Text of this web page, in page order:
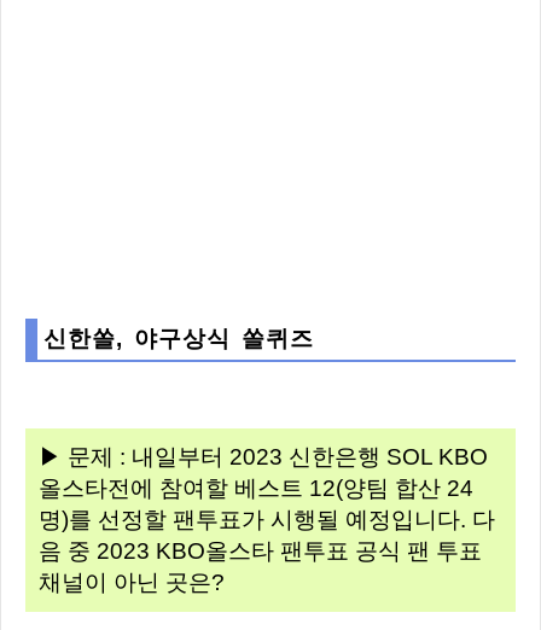
신한쏠, 야구상식 쏠퀴즈
▶ 문제 : 내일부터 2023 신한은행 SOL KBO
올스타전에 참여할 베스트 12(양팀 합산 24
명)를 선정할 팬투표가 시행될 예정입니다. 다
음 중 2023 KBO올스타 팬투표 공식 팬 투표
채널이 아닌 곳은?